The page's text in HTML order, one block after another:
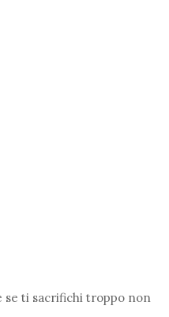
se ti sacrifichi troppo non